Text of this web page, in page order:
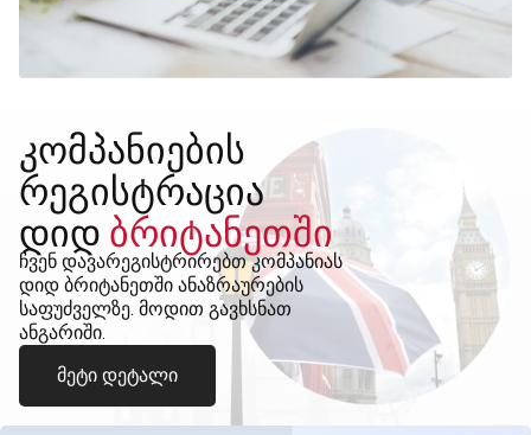
კომპანიების
რეგისტრაცია
დიდბრიტანეთში
ჩვენ დავარეგისტრირებთ კომპანიას
დიდ ბრიტანეთში ანაზრაურების
საფუძველზე. მოდით გავხსნათ
ანგარიში.
მეტი დეტალი